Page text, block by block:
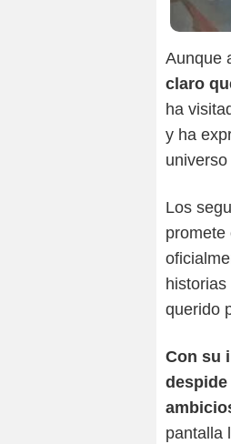
Aunque
claro
ha
y ha
Los
promete
querido
Con su
pantalla